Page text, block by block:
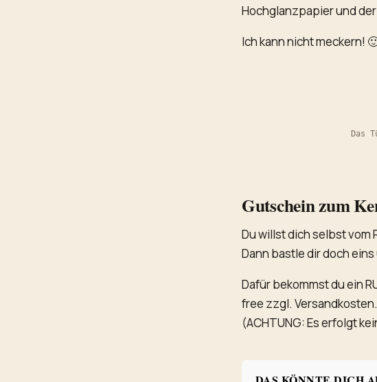
Hochglanzpapier und
Ich kann nicht meckern!
Das
Gutschein zum
Du willst dich selbst vom
Dann bastle dir doch
Dafür bekommst du ein
free zzgl. Versandkosten.
(ACHTUNG: Es erfolgt